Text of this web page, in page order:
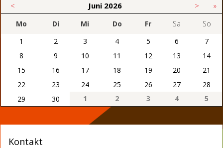
< Juni 2026 > »
Mo Di Mi Do Fr Sa
So
1
2 3 4 5 6
7
8
9 10 11 12 13
14
15
16 17 18 19 20
21
22
23 24 25 26 27
28
29
30 1 2 3 4 5
Kontakt